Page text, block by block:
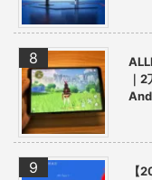
｜
【